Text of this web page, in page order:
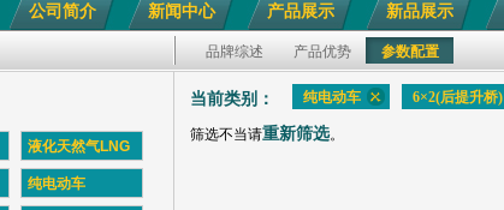
公司简介 新闻中心 产品展示 新品展示
品牌综述 产品优势 参数配置
液化天然气LNG
纯电动车
当前类别： 纯电动车 6×2(后提升桥)
筛选不当请重新筛选。